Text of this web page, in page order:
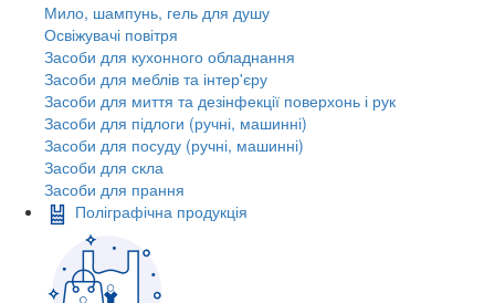
Мило, шампунь, гель для душу
Освіжувачі повітря
Засоби для кухонного обладнання
Засоби для меблів та інтер'єру
Засоби для миття та дезінфекції поверхонь і рук
Засоби для підлоги (ручні, машинні)
Засоби для посуду (ручні, машинні)
Засоби для скла
Засоби для прання
Поліграфічна продукція